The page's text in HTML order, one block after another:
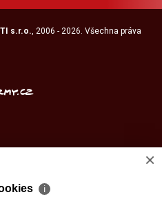
s.r.o., 2006 - 2026. Všechna práva
×
ℹ